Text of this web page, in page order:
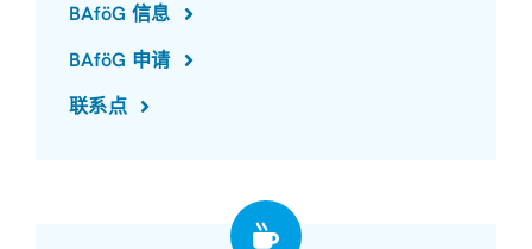
BAföG 信息
BAföG 申请
联系点